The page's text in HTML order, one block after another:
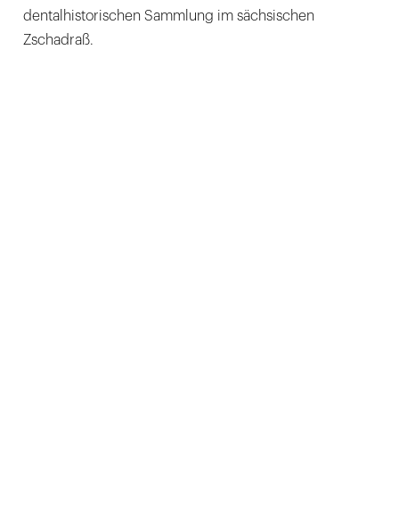
dentalhistorischen Sammlung im sächsischen
Zschadraß.